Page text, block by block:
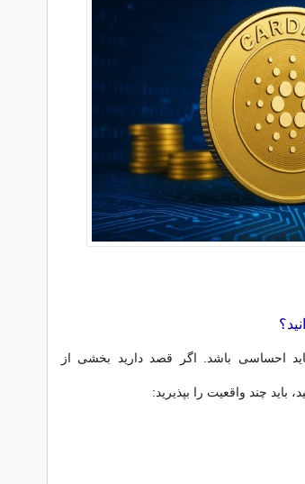
احساسی باشد. اگر قصد دارید بخشی از
باید چند واقعیت را بپذیرید: